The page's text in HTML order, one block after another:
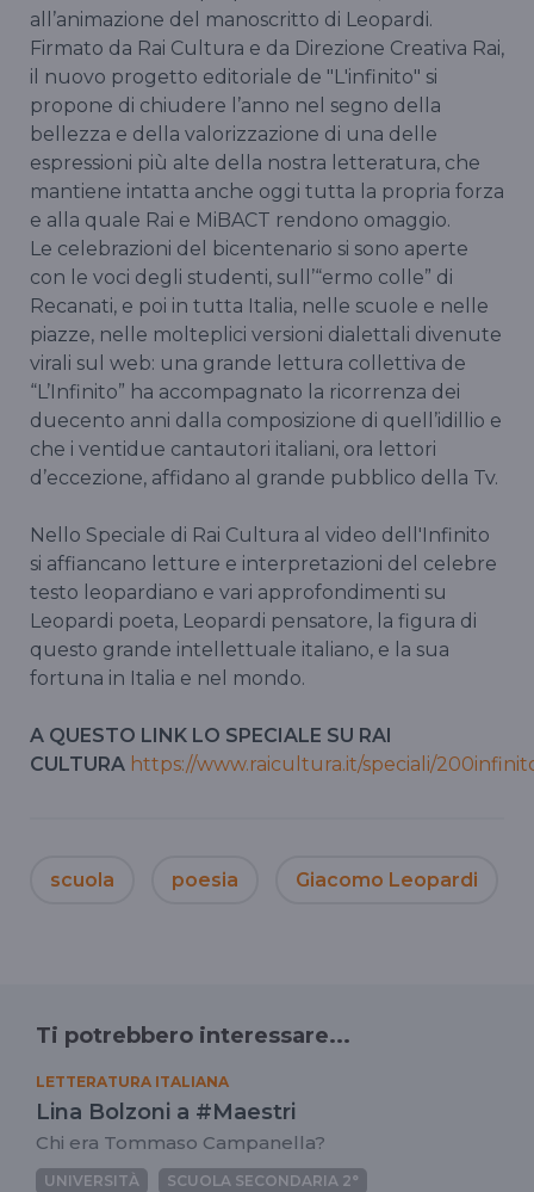
all’animazione del manoscritto di Leopardi.
Firmato da Rai Cultura e da Direzione Creativa Rai,
il nuovo progetto editoriale de "L'infinito" si
propone di chiudere l’anno nel segno della
bellezza e della valorizzazione di una delle
espressioni più alte della nostra letteratura, che
mantiene intatta anche oggi tutta la propria forza
e alla quale Rai e MiBACT rendono omaggio.
Le celebrazioni del bicentenario si sono aperte
con le voci degli studenti, sull’“ermo colle” di
Recanati, e poi in tutta Italia, nelle scuole e nelle
piazze, nelle molteplici versioni dialettali divenute
virali sul web: una grande lettura collettiva de
“L’Infinito” ha accompagnato la ricorrenza dei
duecento anni dalla composizione di quell’idillio e
che i ventidue cantautori italiani, ora lettori
d’eccezione, affidano al grande pubblico della Tv.
Nello Speciale di Rai Cultura al video dell'Infinito
si affiancano letture e interpretazioni del celebre
testo leopardiano e vari approfondimenti su
Leopardi poeta, Leopardi pensatore, la figura di
questo grande intellettuale italiano, e la sua
fortuna in Italia e nel mondo.
A QUESTO LINK LO SPECIALE SU RAI
CULTURA https://www.raicultura.it/speciali/
scuola poesia Giacomo Leopardi
Ti potrebbero interessare...
LETTERATURA ITALIANA
Lina Bolzoni a #Maestri
Chi era Tommaso Campanella?
UNIVERSITÀ SCUOLA SECONDARIA 2°